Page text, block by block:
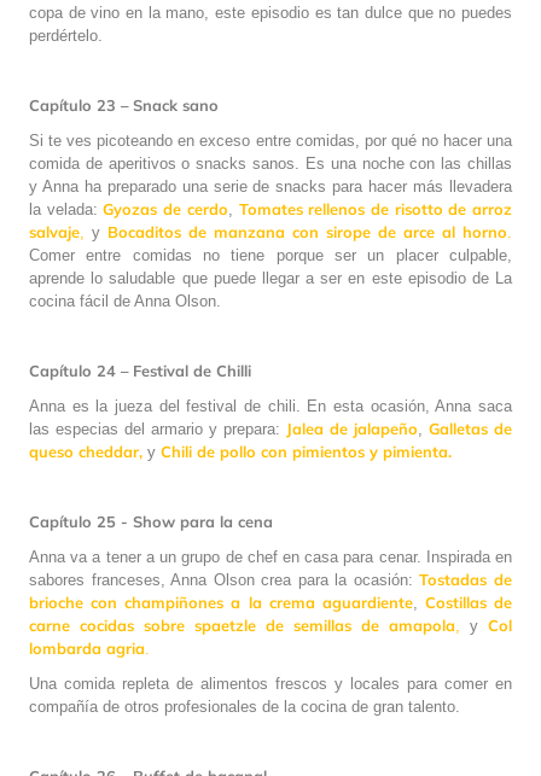
copa de vino en la mano, este episodio es tan dulce que no puedes
perdértelo.
Capítulo 23 – Snack sano
Si te ves picoteando en exceso entre comidas, por qué no hacer una
comida de aperitivos o snacks sanos. Es una noche con las chillas
y Anna ha preparado una serie de snacks para hacer más llevadera
la velada:Gyozas de cerdo
Tomates rellenos de risotto de arroz
salvaje
y Bocaditos de manzana con sirope de arce al horno
Comer entre comidas no tiene porque ser un placer culpable,
aprende lo saludable que puede llegar a ser en este episodio de La
cocina fácil de Anna Olson.
Capítulo 24 – Festival de Chilli
Anna es la jueza del festival de chili. En esta ocasión, Anna saca
las especias del armario y prepara: Jalea de jalapeño
Galletas de
queso cheddar, y Chili de pollo con pimientos y pimienta.
Capítulo 25 - Show para la cena
Anna va a tener a un grupo de chef en casa para cenar. Inspirada en
sabores franceses, Anna Olson crea para la ocasión:Tostadas de
brioche con champiñones a la crema aguardiente,
Costillas de
carne cocidas sobre spaetzle de semillas de amapola
y Col
lombarda agria
Una comida repleta de alimentos frescos y locales para comer en
compañía de otros profesionales de la cocina de gran talento.